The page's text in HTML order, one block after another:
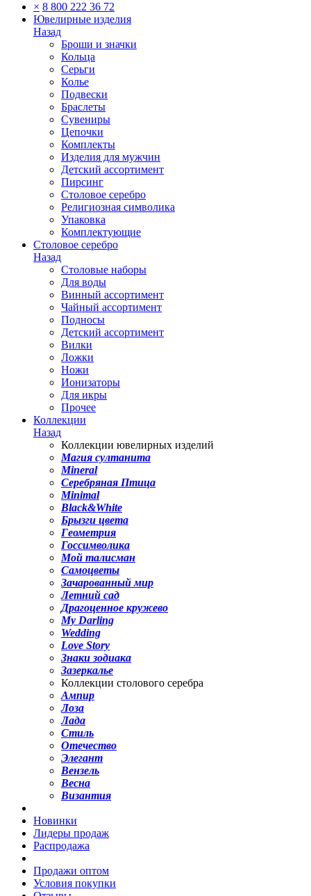
× 8 800 222 36 72
Ювелирные изделия
Назад
Броши и значки
Кольца
Серьги
Колье
Подвески
Браслеты
Сувениры
Цепочки
Комплекты
Изделия для мужчин
Детский ассортимент
Пирсинг
Столовое серебро
Религиозная символика
Упаковка
Комплектующие
Столовое серебро
Назад
Столовые наборы
Для воды
Винный ассортимент
Чайный ассортимент
Подносы
Детский ассортимент
Вилки
Ложки
Ножи
Ионизаторы
Для икры
Прочее
Коллекции
Назад
Коллекции ювелирных изделий
Магия султанита
Mineral
Серебряная Птица
Minimal
Black&White
Брызги цвета
Геометрия
Госсимволика
Мой талисман
Самоцветы
Зачарованный мир
Летний сад
Драгоценное кружево
My Darling
Wedding
Love Story
Знаки зодиака
Зазеркалье
Коллекции столового серебра
Ампир
Лоза
Лада
Стиль
Отечество
Элегант
Вензель
Весна
Византия
Новинки
Лидеры продаж
Распродажа
Продажи оптом
Условия покупки